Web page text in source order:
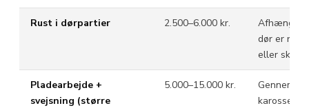
Rust i dørpartier 2.500–6.000 kr.
Afhænger
dør er
eller skal
Pladearbejde +
svejsning (større
5.000–15.000 kr.
karosseri.